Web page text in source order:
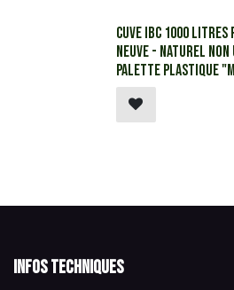
​​​​Cuve IBC 1000
neuve - Naturel Non
Palette plastique
Infos techniques